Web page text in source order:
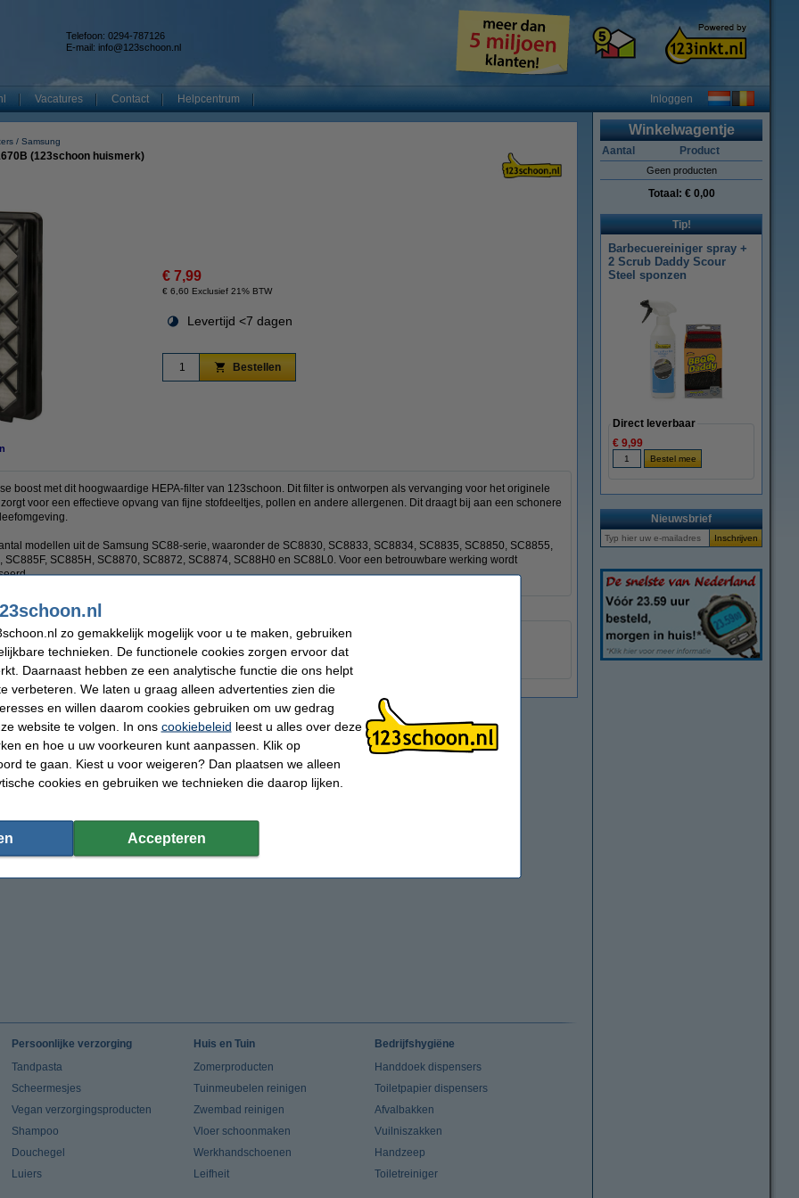
Telefoon: 0294-787126
E-mail: info@123schoon.nl
Vacatures Contact Helpcentrum Inloggen
Samsung
(123schoon huismerk)
€ 7,99
€ 6,60 Exclusief 21% BTW
Levertijd <7 dagen
Bestellen
boost met dit hoogwaardige HEPA-filter van 123schoon. Dit filter is ontworpen als vervanging voor het originele
voor een effectieve opvang van fijne stofdeeltjes, pollen en andere allergenen. Dit draagt bij aan een schonere
modellen uit de Samsung SC88-serie, waaronder de SC8830, SC8833, SC8834, SC8835, SC8850, SC8855,
SC885H, SC8870, SC8872, SC8874, SC88H0 en SC88L0. Voor een betrouwbare werking wordt
Nummer:
8720088197585
Wasbaar:
nee
Winkelwagentje
Aantal Product
Geen producten
Totaal: € 0,00
Tip!
Barbecuereiniger spray +
2 Scrub Daddy Scour
Steel sponzen
Direct leverbaar
€ 9,99
Nieuwsbrief
Persoonlijke verzorging
Tandpasta
Scheermesjes
Vegan verzorgingsproducten
Shampoo
Douchegel
Luiers
Huis en Tuin
Zomerproducten
Tuinmeubelen reinigen
Zwembad reinigen
Vloer schoonmaken
Werkhandschoenen
Leifheit
Bedrijfshygiëne
Handdoek dispensers
Toiletpapier dispensers
Afvalbakken
Vuilniszakken
Handzeep
Toiletreiniger
zo gemakkelijk mogelijk voor u te maken, gebruiken
technieken. De functionele cookies zorgen ervoor dat
Daarnaast hebben ze een analytische functie die ons helpt
verbeteren. We laten u graag alleen advertenties zien die
en willen daarom cookies gebruiken om uw gedrag
website te volgen. In ons cookiebeleid leest u alles over deze
en hoe u uw voorkeuren kunt aanpassen. Klik op
te gaan. Kiest u voor weigeren? Dan plaatsen we alleen
cookies en gebruiken we technieken die daarop lijken.
Accepteren